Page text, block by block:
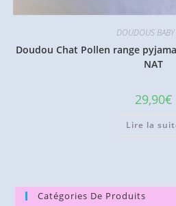
DOUDOUS
Doudou Chat Pollen range
NAT
29,90€
Lire la
Catégories De Produits